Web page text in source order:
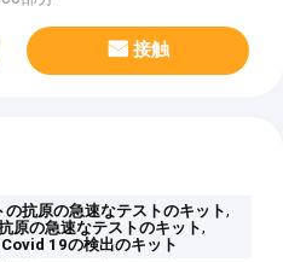
接触
の抗原の急速なテストのキット,
原の急速なテストのキット,
19の検出のキット